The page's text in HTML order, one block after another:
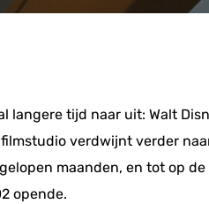
langere tijd naar uit: Walt
verdwijnt verder
maanden, en tot op
opende.